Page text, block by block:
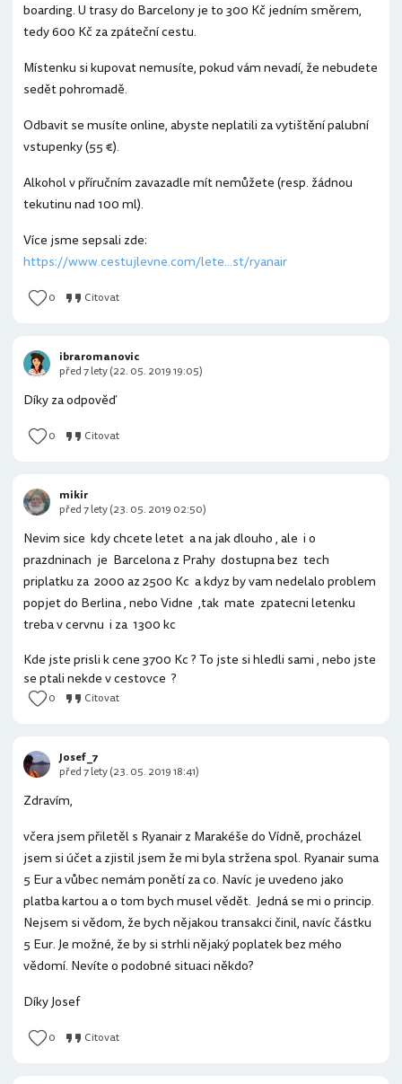
boarding. U trasy do Barcelony je to 300 Kč jedním směrem,
tedy 600 Kč za zpáteční cestu.
Místenku si kupovat nemusíte, pokud vám nevadí, že nebudete
sedět pohromadě.
Odbavit se musíte online, abyste neplatili za vytištění palubní
vstupenky (55 €).
Alkohol v příručním zavazadle mít nemůžete (resp. žádnou
tekutinu nad 100 ml).
Více jsme sepsali zde:
https://www.cestujlevne.com/lete...st/ryanair
0 Citovat
Díky za odpověď
0 Citovat
ibraromanovic
před 7 lety (22. 05. 2019 19:05)
Nevim sice kdy chcete letet a na jak dlouho , ale i o
prazdninach je Barcelona z Prahy dostupna bez tech
priplatku za 2000 az 2500 Kc a kdyz by vam nedelalo problem
popjet do Berlina , nebo Vidne ,tak mate zpatecni letenku
treba v cervnu i za 1300 kc
Kde jste prisli k cene 3700 Kc ? To jste si hledli sami , nebo jste
se ptali nekde v cestovce ?
0 Citovat
mikir
před 7 lety (23. 05. 2019 02:50)
Zdravím,
včera jsem přiletěl s Ryanair z Marakéše do Vídně, procházel
jsem si účet a zjistil jsem že mi byla stržena spol. Ryanair suma
5 Eur a vůbec nemám ponětí za co. Navíc je uvedeno jako
platba kartou a o tom bych musel vědět. Jedná se mi o princip.
Nejsem si vědom, že bych nějakou transakci činil, navíc částku
5 Eur. Je možné, že by si strhli nějaký poplatek bez mého
vědomí. Nevíte o podobné situaci někdo?
Díky Josef
0 Citovat
Josef _7
před 7 lety (23. 05. 2019 18:41)